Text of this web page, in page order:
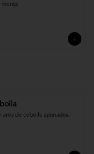
menta
aros de cebolla apanados.